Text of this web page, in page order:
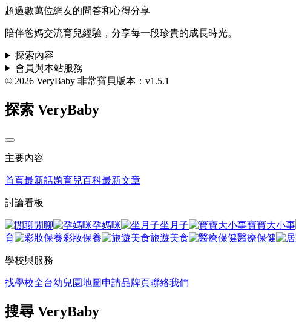
超過數萬位網友的問答和心得分享
陪伴爸媽交流育兒經驗，分享每一段珍貴的成長時光。
探索內容
會員與本站服務
© 2026 VeryBaby 非常寶貝版本：v1.5.1
探索 VeryBaby
主要內容
首頁最新話題育兒百科最新文章
討論看板
閒聊 孕媽咪 坐月子 寶寶大小事
育
彩妝保養 旅遊美食 醫療保健
學校與服務
找學校全台幼兒園地圖 申請品牌頁聯絡我們
搜尋 VeryBaby